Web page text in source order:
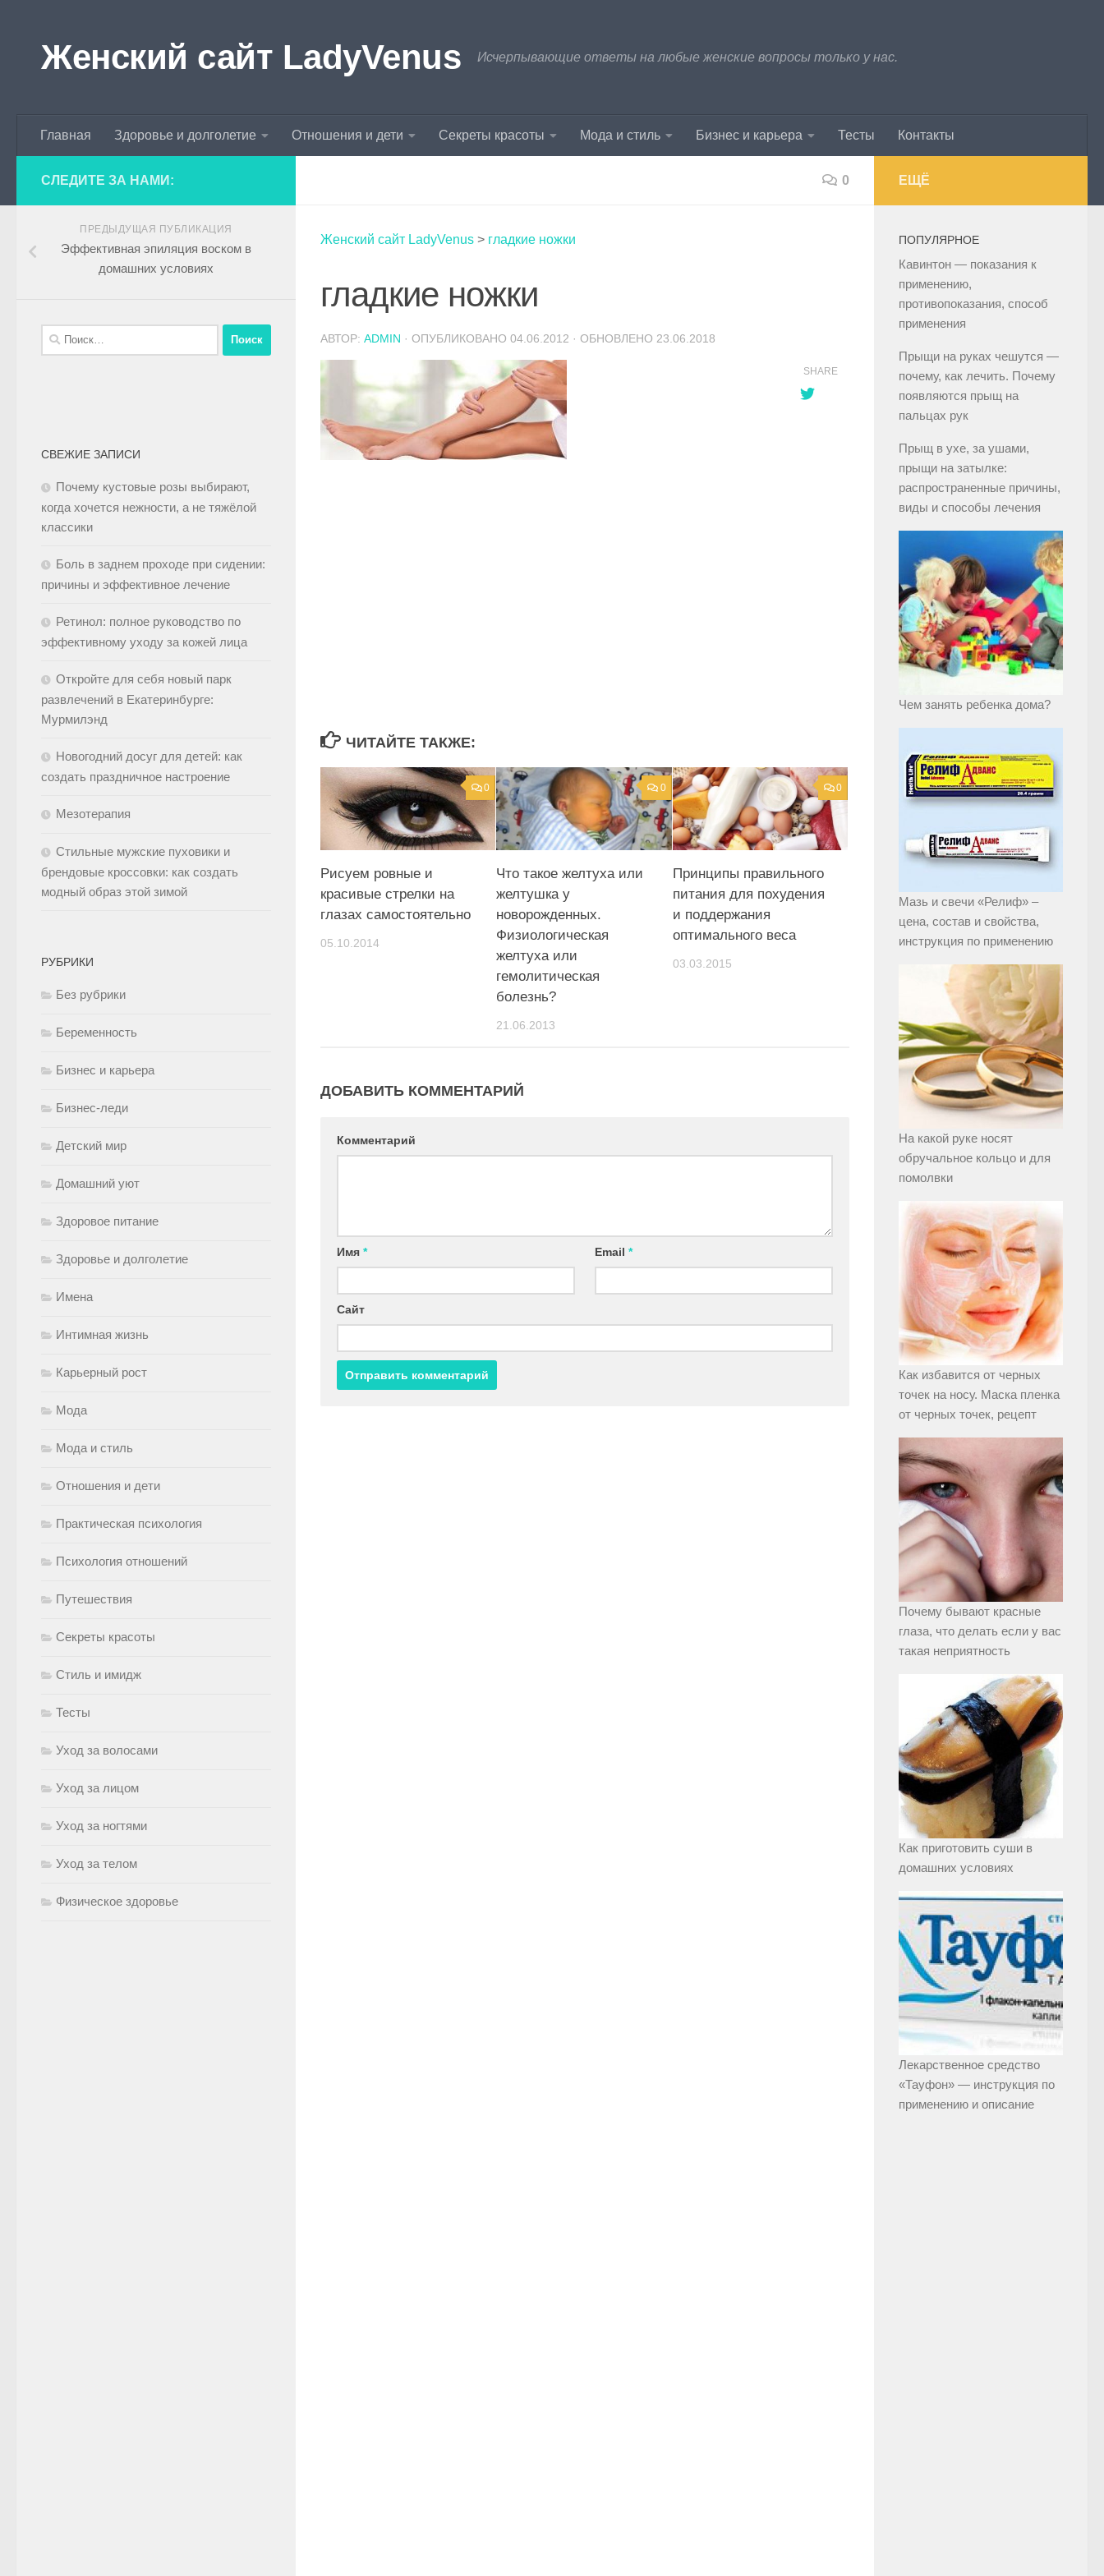
Женский сайт LadyVenus Исчерпывающие ответы на любые женские вопросы только у нас.
Главная Здоровье и долголетие Отношения и дети Секреты красоты Мода и стиль Бизнес и карьера Тесты Контакты
0
Женский сайт LadyVenus > гладкие ножки
гладкие ножки
АВТОР: ADMIN · ОПУБЛИКОВАНО 04.06.2012 · ОБНОВЛЕНО 23.06.2018
SHARE
ЧИТАЙТЕ ТАКЖЕ:
0
Рисуем ровные и
красивые стрелки на
глазах самостоятельно
05.10.2014
0
Что такое желтуха или
желтушка у
новорожденных.
Физиологическая
желтуха или
гемолитическая
болезнь?
21.06.2013
0
Принципы правильного
питания для похудения
и поддержания
оптимального веса
03.03.2015
ДОБАВИТЬ КОММЕНТАРИЙ
Комментарий
Имя * Email*
Сайт
СЛЕДИТЕ ЗА НАМИ:
ПРЕДЫДУЩАЯ ПУБЛИКАЦИЯ
Эффективная эпиляция воском в
домашних условиях
СВЕЖИЕ ЗАПИСИ
Почему кустовые розы выбирают,
когда хочется нежности, а не тяжёлой
классики
Боль в заднем проходе при сидении:
причины и эффективное лечение
Ретинол: полное руководство по
эффективному уходу за кожей лица
Откройте для себя новый парк
развлечений в Екатеринбурге:
Мурмилэнд
Новогодний досуг для детей: как
создать праздничное настроение
Мезотерапия
Стильные мужские пуховики и
брендовые кроссовки: как создать
модный образ этой зимой
РУБРИКИ
Без рубрики
Беременность
Бизнес и карьера
Бизнес-леди
Детский мир
Домашний уют
Здоровое питание
Здоровье и долголетие
Имена
Интимная жизнь
Карьерный рост
Мода
Мода и стиль
Отношения и дети
Практическая психология
Психология отношений
Путешествия
Секреты красоты
Стиль и имидж
Тесты
Уход за волосами
Уход за лицом
Уход за ногтями
Уход за телом
Физическое здоровье
ЕЩЁ
ПОПУЛЯРНОЕ
Кавинтон — показания к
применению,
противопоказания, способ
применения
Прыщи на руках чешутся —
почему, как лечить. Почему
появляются прыщ на
пальцах рук
Прыщ в ухе, за ушами,
прыщи на затылке:
распространенные причины,
виды и способы лечения
Чем занять ребенка дома?
Мазь и свечи «Релиф» –
цена, состав и свойства,
инструкция по применению
На какой руке носят
обручальное кольцо и для
помолвки
Как избавится от черных
точек на носу. Маска пленка
от черных точек, рецепт
Почему бывают красные
глаза, что делать если у вас
такая неприятность
Как приготовить суши в
домашних условиях
Лекарственное средство
«Тауфон» — инструкция по
применению и описание